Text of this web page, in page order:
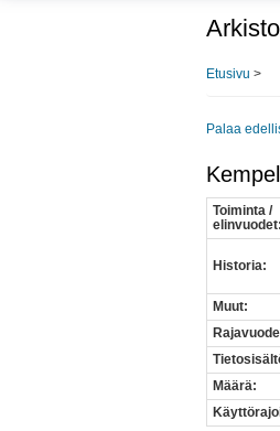
Etusivu >
Palaa
Toiminta /
elinvuodet:
Historia:
Muut:
Määrä: